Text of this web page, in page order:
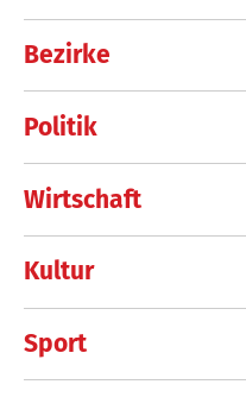
Bezirke
Politik
Wirtschaft
Kultur
Sport